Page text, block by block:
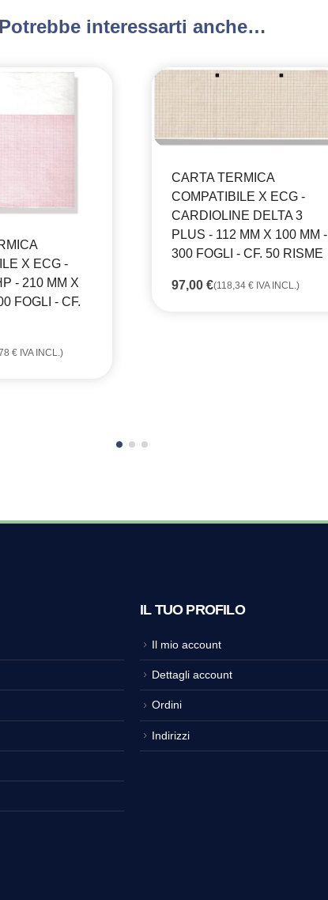
Potrebbe interessarti anche…
X ECG -
- 210 MM X
FOGLI - CF.
€ IVA INCL.)
CARTA TERMICA
COMPATIBILE X ECG -
CARDIOLINE DELTA 3
PLUS - 112 MM X 100 MM -
300 FOGLI - CF. 50 RISME
97,00 €(118,34 € IVA INCL.)
IL TUO PROFILO
Il mio account
Dettagli account
Ordini
Indirizzi